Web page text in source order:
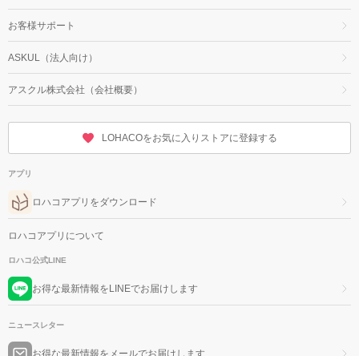
お客様サポート
ASKUL（法人向け）
アスクル株式会社（会社概要）
LOHACOをお気に入りストアに登録する
アプリ
ロハコアプリをダウンロード
ロハコアプリについて
ロハコ公式LINE
お得な最新情報をLINEでお届けします
ニュースレター
お得な最新情報をメールでお届けします